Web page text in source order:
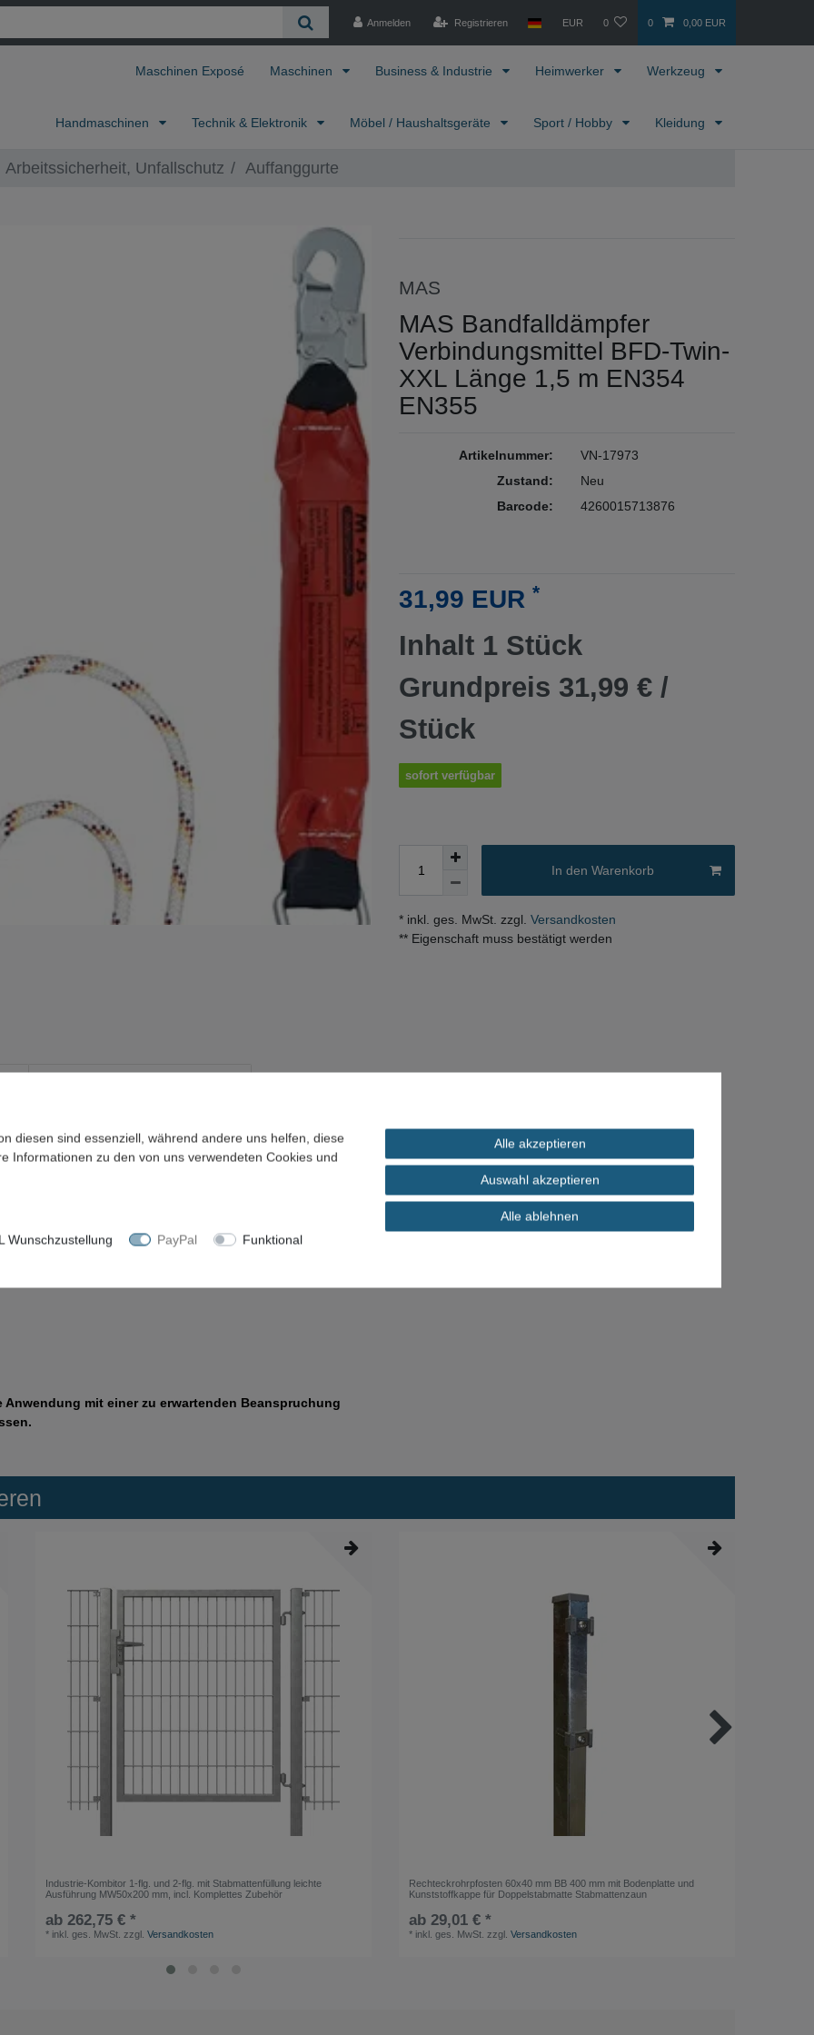
Anmelden Registrieren EUR 0 0 0,00 EUR
Maschinen Exposé Maschinen Business & Industrie Heimwerker Werkzeug
Handmaschinen Technik & Elektronik Möbel / Haushaltsgeräte Sport / Hobby Kleidung
Arbeitssicherheit, Unfallschutz Auffanggurte
reduziert die auftretenden Stoßkräfte weit unter die
Rohrhaken mit einer Öffnungsweite von 65 mm
Gerüstrohre usw. ermöglicht wird
mit einer zu erwartenden Beanspruchung
MAS
MAS Bandfalldämpfer
Verbindungsmittel BFD-Twin-
XXL Länge 1,5 m EN354
EN355
Artikelnummer:
Zustand:
Barcode:
VN-17973
Neu
4260015713876
31,99 EUR *
Inhalt 1 Stück
Grundpreis 31,99 € /
Stück
sofort verfügbar
In den Warenkorb
* inkl. ges. MwSt. zzgl. Versandkosten
** Eigenschaft muss bestätigt werden
Industrie-Kombitor 1-flg. und 2-flg. mit Stabmattenfüllung leichte
Ausführung MW50x200 mm, incl. Komplettes Zubehör
ab 262,75 € *
* inkl. ges. MwSt. zzgl.Versandkosten
Rechteckrohrpfosten 60x40 mm BB 400 mm mit Bodenplatte und
Kunststoffkappe für Doppelstabmatte Stabmattenzaun
ab 29,01 € *
* inkl. ges. MwSt. zzgl.Versandkosten
diesen sind essenziell, während andere uns helfen, diese
Informationen zu den von uns verwendeten Cookies und
Wunschzustellung PayPal
Funktional
Alle akzeptieren
Auswahl akzeptieren
Alle ablehnen